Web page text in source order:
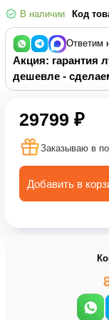
В наличии Код
Ответим
Акция: гарантия
дешевле -
29799 ₽
Заказываю в
Добавить в